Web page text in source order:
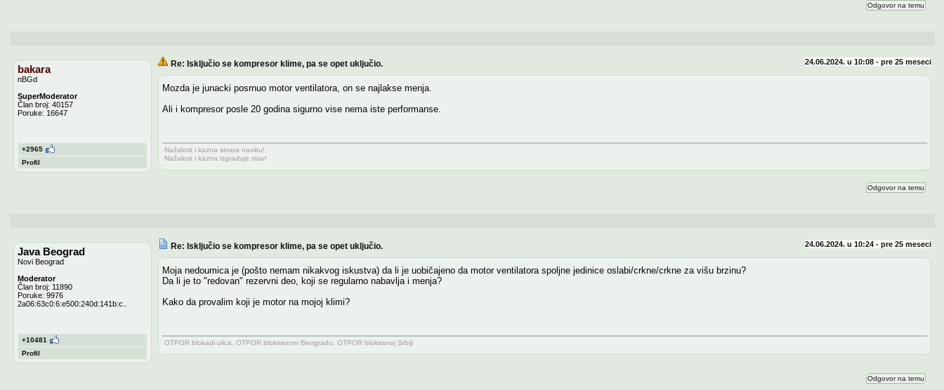
Odgovor na temu
bakara
nBGd
SuperModerator
Član broj: 40157
Poruke: 16647
+2965
Profil
Re: Isključio se kompresor klime, pa se opet uključio. 24.06.2024. u 10:08 - pre 25 meseci
Mozda je junacki posrnuo motor ventilatora, on se najlakse menja.
Ali i kompresor posle 20 godina sigurno vise nema iste performanse.
Nažalost i kazna stvara naviku!
Nažalost i kazna izgrađuje stav!
Odgovor na temu
Java Beograd
Novi Beograd
Moderator
Član broj: 11890
Poruke: 9976
2a06:63c0:6:e500:240d:141b:c..
+10481
Profil
Re: Isključio se kompresor klime, pa se opet uključio. 24.06.2024. u 10:24 - pre 25 meseci
Moja nedoumica je (pošto nemam nikakvog iskustva) da li je uobičajeno da motor ventilatora spoljne jedinice oslabi/crkne/crkne za višu brzinu?
Da li je to "redovan" rezervni deo, koji se regularno nabavlja i menja?
Kako da provalim koji je motor na mojoj klimi?
OTPOR blokadi ulica, OTPOR blokiranom Beogradu, OTPOR blokiranoj Srbiji
Odgovor na temu